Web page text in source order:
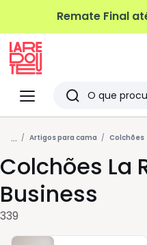
Remate Final
Menu
Redoute
Pesquisar
Últimos
artigos
vistos
... Artigos para cama Colchões
Colchões La
Business
339